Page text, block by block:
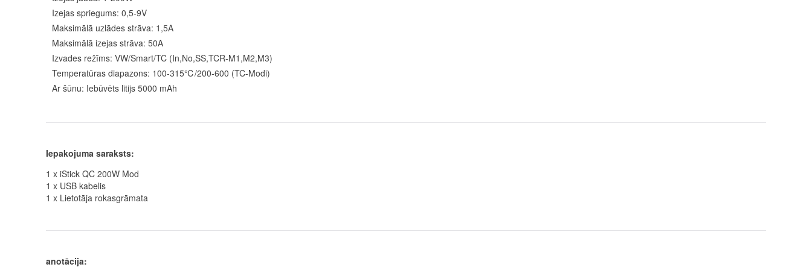
Izejas spriegums: 0,5-9V
Maksimālā uzlādes strāva: 1,5A
Maksimālā izejas strāva: 50A
Izvades režīms: VW/Smart/TC (In,No,SS,TCR-M1,M2,M3)
Temperatūras diapazons: 100-315℃/200-600 (TC-Modi)
Ar šūnu: Iebūvēts litijs 5000 mAh
Iepakojuma saraksts:
1 x iStick QC 200W Mod
1 x USB kabelis
1 x Lietotāja rokasgrāmata
anotācija: